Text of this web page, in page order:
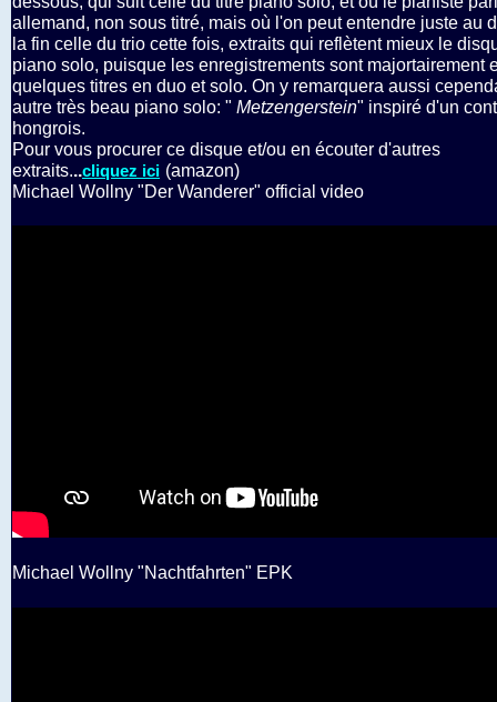
allemand, non sous titré, mais où l'on peut entendre juste au
la fin celle du trio cette fois, extraits qui reflètent mieux le
piano solo, puisque les enregistrements sont majortairement
quelques titres en duo et solo. On y remarquera aussi
autre très beau piano solo: " Metzengerstein" inspiré d'un
hongrois.
Pour vous procurer ce disque et/ou en écouter d'autres
extraits...cliquez ici (amazon)
Michael Wollny "Der Wanderer" official video
Michael Wollny "Nachtfahrten" EPK